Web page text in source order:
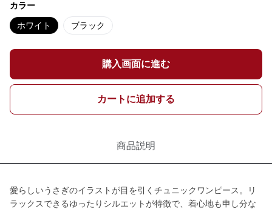
カラー
ホワイト ブラック
購入画面に進む
カートに追加する
商品説明
愛らしいうさぎのイラストが目を引くチュニックワンピース。リ
ラックスできるゆったりシルエットが特徴で、着心地も申し分な